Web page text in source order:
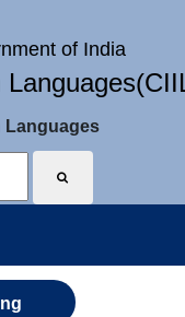
of India
Languages